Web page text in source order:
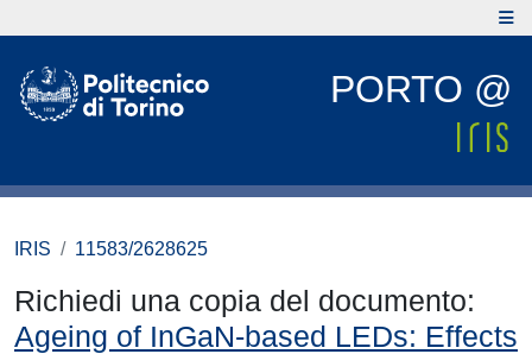
PORTO @
IRIS 11583/2628625
Richiedi una copia del documento:
Ageing of InGaN-based LEDs: Effects